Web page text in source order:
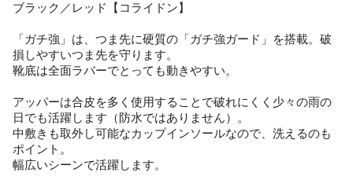
ブラック／レッド【コライドン】
「ガチ強」は、つま先に硬質の「ガチ強ガード」を搭載。破
損しやすいつま先を守ります。
靴底は全面ラバーでとっても動きやすい。
アッパーは合皮を多く使用することで破れにくく少々の雨の
日でも活躍します（防水ではありません）。
中敷きも取外し可能なカップインソールなので、洗えるのも
ポイント。
幅広いシーンで活躍します。